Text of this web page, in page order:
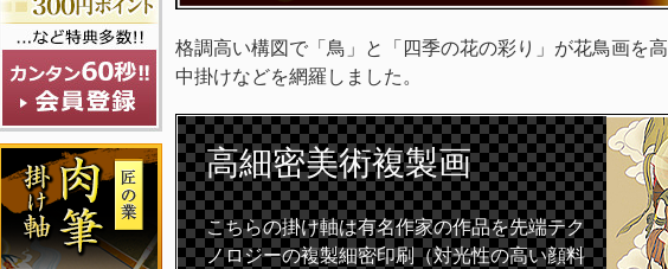
格調高い構図で「鳥」と「四季の花の彩り」が花鳥画を
中掛けなどを網羅しました。
高細密美術複製画
こちらの掛け軸は有名作家の作品を先端テク
ノロジーの複製細密印刷（対光性の高い顔料